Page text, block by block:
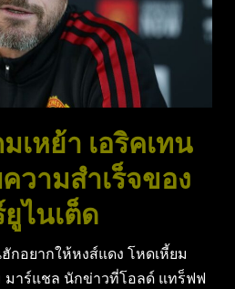
เหย้า เอริคเทน
วามสําเร็จของ
ไนเต็ด
กอยากให้หงส์แดง โหดเหี้ยม
าร์แชล นักข่าวที่โอลด์ แทร็ฟฟ